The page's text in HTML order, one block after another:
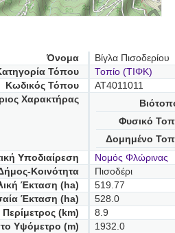
Όνομα
Βίγλα Πισοδερίου
Τόπου
Τοπίο (ΤΙΦΚ)
Κωδικός Τόπου
AT4011011
Χαρακτήρας
Φυσικό
Δομημένο
Υποδιαίρεση
Νομός Φλώρινας
Κοινότητα
Πισοδέρι
Έκταση (ha)
519.77
Έκταση (ha)
528.0
Περίμετρος (km)
8.9
Υψόμετρο (m)
1932.0